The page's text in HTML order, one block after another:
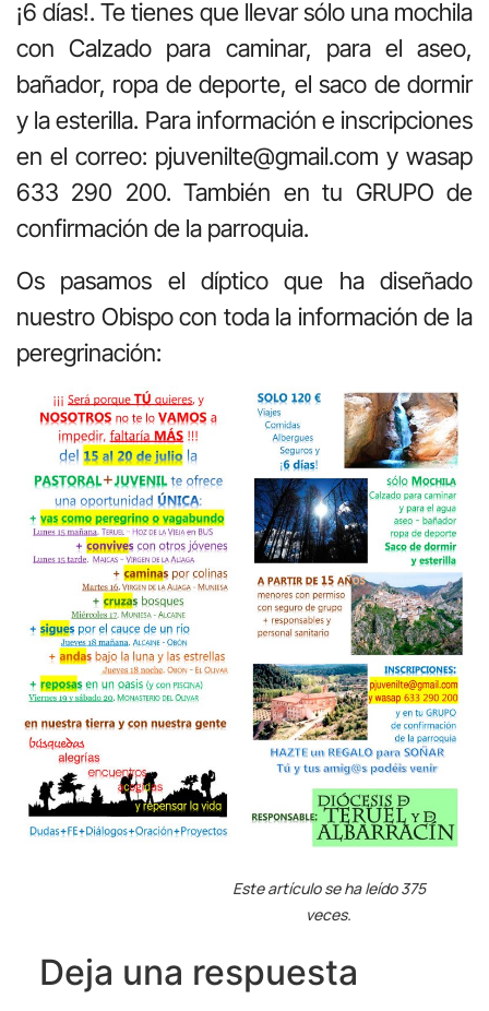
¡6 días!. Te tienes que llevar sólo una mochila
con Calzado para caminar, para el aseo,
bañador, ropa de deporte, el saco de dormir
y la esterilla. Para información e inscripciones
en el correo: pjuvenilte@gmail.com y wasap
633 290 200. También en tu GRUPO de
confirmación de la parroquia.
Os pasamos el díptico que ha diseñado
nuestro Obispo con toda la información de la
peregrinación:
Este artículo se ha leído 375
veces.
Deja una respuesta